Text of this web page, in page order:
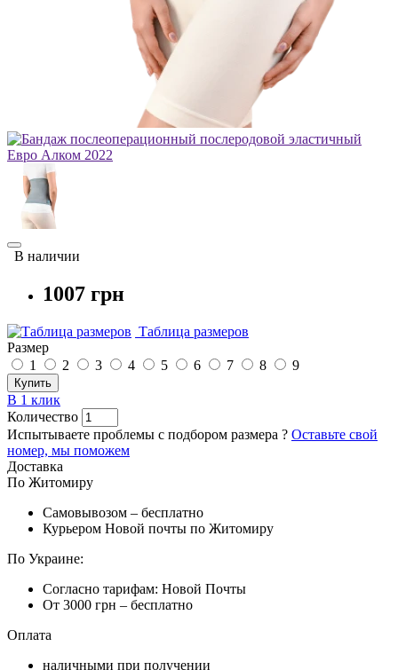
В наличии
1007 грн
Таблица размеров
Размер
1
2 3 4 5 6 7 8 9
Купить
В 1 клик
Количество
Испытываете проблемы с подбором размера ? Оставьте свой
номер, мы поможем
Доставка
По Житомиру
Самовывозом – бесплатно
Курьером Новой почты по Житомиру
По Украине:
Согласно тарифам: Новой Почты
От 3000 грн – бесплатно
Оплата
наличными при получении